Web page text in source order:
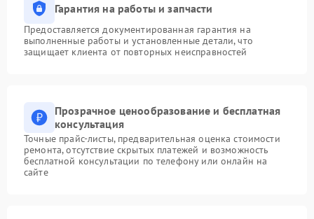
Гарантия на работы и запчасти
Предоставляется документированная гарантия на
выполненные работы и установленные детали, что
защищает клиента от повторных неисправностей
Прозрачное ценообразование и бесплатная
консультация
Точные прайс-листы, предварительная оценка стоимости
ремонта, отсутствие скрытых платежей и возможность
бесплатной консультации по телефону или онлайн на
сайте